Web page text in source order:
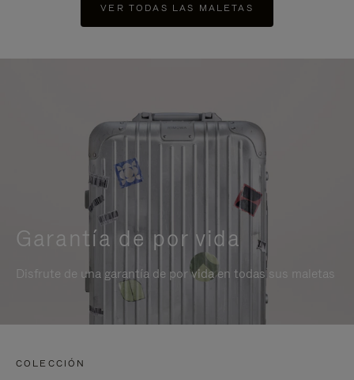
VER TODAS LAS MALETAS
Garantía de por vida
Disfrute de una garantía de por vida en todas sus maletas
COLECCIÓN